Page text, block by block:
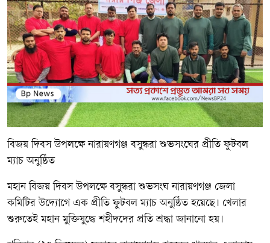
বিজয় দিবস উপলক্ষে নারায়ণগঞ্জ বসুন্ধরা শুভসংঘের প্রীতি ফুটবল
ম্যাচ অনুষ্ঠিত
মহান বিজয় দিবস উপলক্ষে বসুন্ধরা শুভসংঘ নারায়ণগঞ্জ জেলা
কমিটির উদ্যোগে এক প্রীতি ফুটবল ম্যাচ অনুষ্ঠিত হয়েছে। খেলার
শুরুতেই মহান মুক্তিযুদ্ধে শহীদদের প্রতি শ্রদ্ধা জানানো হয়।